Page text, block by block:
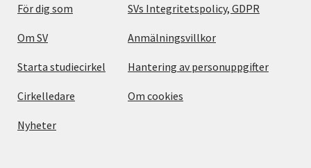
För dig som
Om SV
Starta studiecirkel
Cirkelledare
Nyheter
SVs Integritetspolicy, GDPR
Anmälningsvillkor
Hantering av personuppgifter
Om cookies